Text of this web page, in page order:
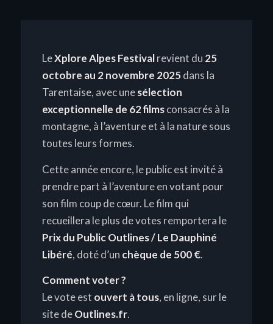
LeXplore Alpes Festivalrevient du 25
octobre au 2 novembre 2025dans la
Tarentaise, avec unesélection
exceptionnelle de 62 filmsconsacrés à la
montagne, à l’aventure et à la nature sous
toutes leurs formes.
Cette année encore, le public est invité à
prendre part à l’aventure en votant pour
son film coup de cœur. Le film qui
recueillera le plus de votes remportera le
Prix du Public Outlines / Le Dauphiné
Libéré, doté d’un chèque de 500 €.
Comment voter ?
Le vote est ouvert à tous, en ligne, sur le
site deOutlines.fr.